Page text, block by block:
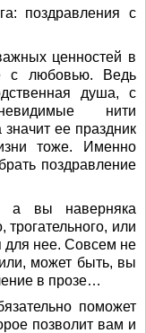
поздравления с
ценностей в
с любовью. Ведь
душа, с
нити
ее праздник
тоже. Именно
поздравление
а вы наверняка
трогательного, или
для нее. Совсем не
может быть, вы
в прозе…
поможет
позволит вам и